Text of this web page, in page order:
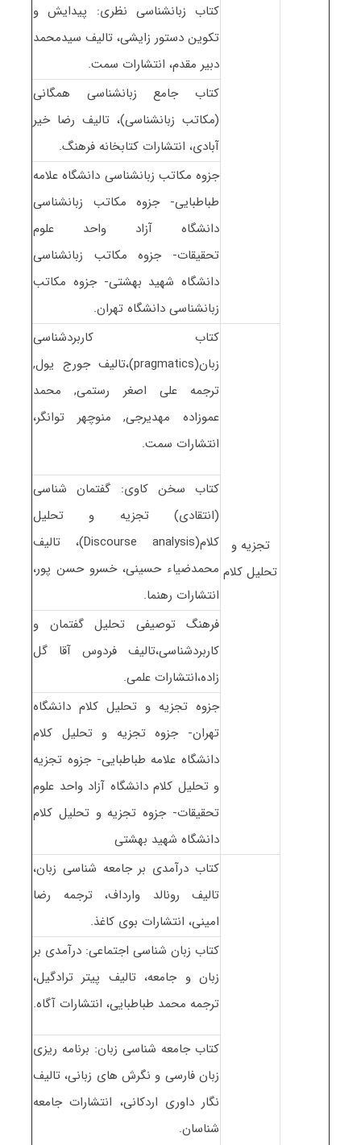
کتاب زبانشناسی نظری: پیدایش و
تکوین دستور زایشی، تالیف سیدمحمد
دبیر مقدم، انتشارات سمت.
کتاب جامع زبانشناسی همگانی
(مکاتب زبانشناسی)، تالیف رضا خیر
آبادی، انتشارات کتابخانه فرهنگ.
جزوه مکاتب زبانشناسی دانشگاه علامه
طباطبایی- جزوه مکاتب زبانشناسی
دانشگاه آزاد واحد علوم
تحقیقات- جزوه مکاتب زبانشناسی
دانشگاه شهید بهشتی- جزوه مکاتب
زبانشناسی دانشگاه تهران.
تجزیه و
تحلیل کلام
کتاب کاربردشناسی
زبان(pragmatics)،تالیف جورج یول,
ترجمه علی اصغر رستمی, محمد
عموزاده مهدیرجی, منوچهر توانگر،
انتشارات سمت.
کتاب سخن کاوی: گفتمان شناسی
(انتقادی) تجزیه و تحلیل
کلام(Discourse analysis)، تالیف
محمدضیاء حسینی، خسرو حسن پور،
انتشارات رهنما.
فرهنگ توصیفی تحلیل گفتمان و
کاربردشناسی،تالیف فردوس آقا گل
زاده،انتشارات علمی.
جزوه تجزیه و تحلیل کلام دانشگاه
تهران- جزوه تجزیه و تحلیل کلام
دانشگاه علامه طباطبایی- جزوه تجزیه
و تحلیل کلام دانشگاه آزاد واحد علوم
تحقیقات- جزوه تجزیه و تحلیل کلام
دانشگاه شهید بهشتی
کتاب درآمدی بر جامعه شناسی زبان،
تالیف رونالد وارداف، ترجمه رضا
امینی، انتشارات بوی کاغذ.
کتاب زبان شناسی اجتماعی: درآمدی بر
زبان و جامعه، تالیف پیتر ترادگیل،
ترجمه محمد طباطبایی، انتشارات آگاه.
کتاب جامعه شناسی زبان: برنامه ریزی
زبان فارسی و نگرش های زبانی، تالیف
نگار داوری اردکانی، انتشارات جامعه
شناسان.